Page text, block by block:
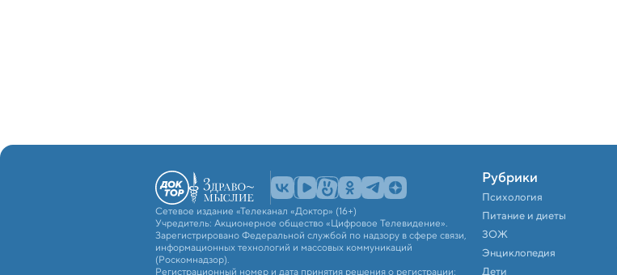
Сетевое издание «Телеканал «Доктор» (16+)
Учредитель: Акционерное общество «Цифровое Телевидение».
Зарегистрировано Федеральной службой по надзору в сфере связи,
информационных технологий и массовых коммуникаций
(Роскомнадзор).
Регистрационный номер и дата принятия решения о регистрации:
Рубрики
Психология
Питание и диеты
ЗОЖ
Энциклопедия
Дети